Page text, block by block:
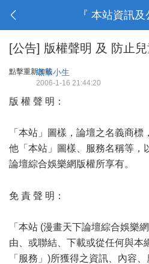
『 本站資訊及
[公告] 版權聲明 及 防止
點擊重新加載蠟筆小生
2006-1-16 21:44:20
版 權 聲 明：
「本站」圖樣，論壇之名義商
他「本站」圖樣、服務名稱等，
論壇綜合娛樂網版權所享有。
免 責 聲 明：
「本站 (漫畫天下論壇綜合娛樂
由、或聯結、下載或從任何與本
「服務」)所獲得之資訊、內容